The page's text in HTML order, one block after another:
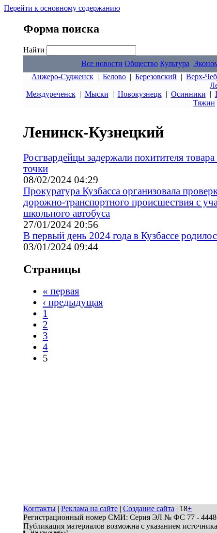
Перейти к основному содержанию
Форма поиска
Найти
Все новости Общество Культура
Анжеро-Судженск | Белово | Березовский | Верх-
Междуреченск| Мыски | Новокузнецк| Осинники |
Тяжин
Ленинск-Кузнецкий
Росгвардейцы задержали похитителя товара
точки
08/02/2024 04:29
Прокуратура Кузбасса организовала
дорожно-транспортного происшествия с
школьного автобуса
27/01/2024 20:56
В первый день 2024 года в Кузбассе
03/01/2024 09:44
Страницы
« первая
‹ предыдущая
1
2
3
4
5
Контакты | Реклама на сайте | Создание сайта | 18+
Регистрационный номер СМИ: Серия ЭЛ № ФС 77 - 44486
Публикация материалов возможна с указанием